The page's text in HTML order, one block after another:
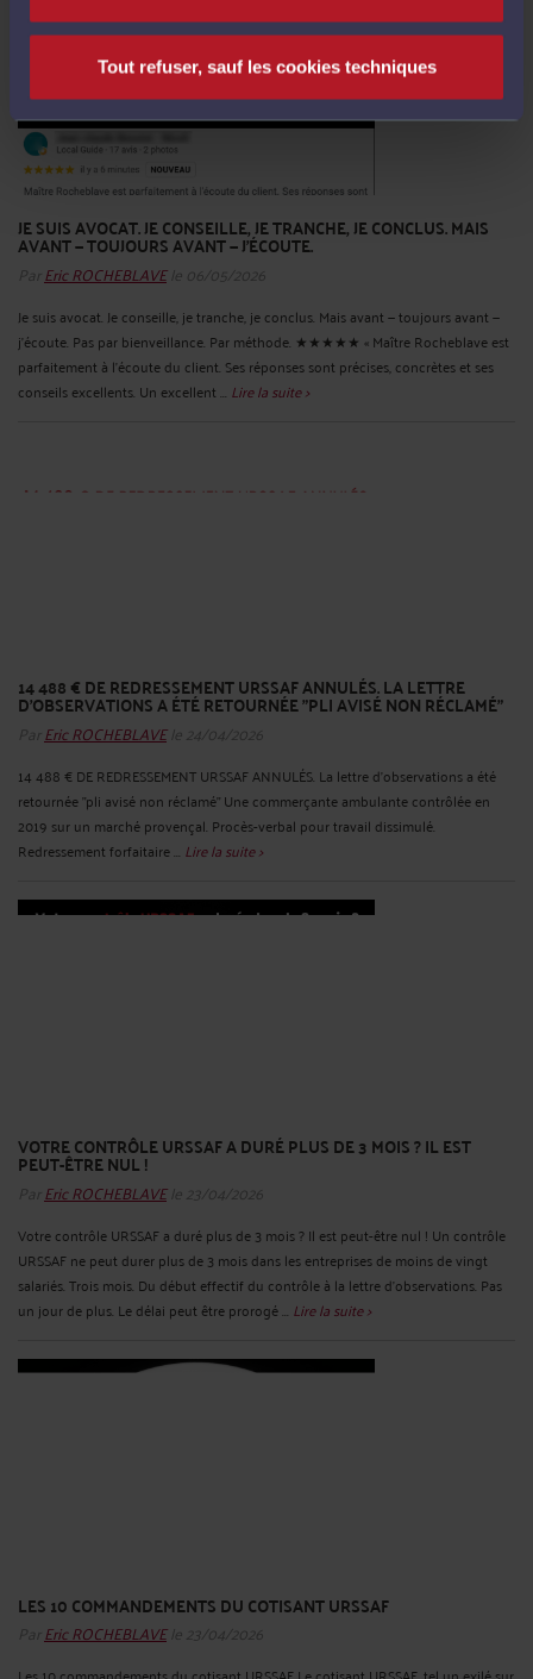
Tout refuser, sauf les cookies techniques
JE SUIS AVOCAT. JE CONSEILLE, JE TRANCHE, JE CONCLUS. MAIS
AVANT — TOUJOURS AVANT — J'ÉCOUTE.
Par Eric ROCHEBLAVEle 06/05/2026
Je suis avocat. Je conseille, je tranche, je conclus. Mais avant — toujours avant —
j'écoute. Pas par bienveillance. Par méthode. ★★★★★ « Maître Rocheblave est
parfaitement à l'écoute du client. Ses réponses sont précises, concrètes et ses
conseils excellents. Un excellent ... Lire la suite >
14 488 € DE REDRESSEMENT URSSAF ANNULÉS. LA LETTRE
D'OBSERVATIONS A ÉTÉ RETOURNÉE "PLI AVISÉ NON RÉCLAMÉ"
Par Eric ROCHEBLAVEle 24/04/2026
14 488 € DE REDRESSEMENT URSSAF ANNULÉS. La lettre d'observations a été
retournée "pli avisé non réclamé" Une commerçante ambulante contrôlée en
2019 sur un marché provençal. Procès-verbal pour travail dissimulé.
Redressement forfaitaire ... Lire la suite >
VOTRE CONTRÔLE URSSAF A DURÉ PLUS DE 3 MOIS ? IL EST
PEUT-ÊTRE NUL !
Par Eric ROCHEBLAVEle 23/04/2026
Votre contrôle URSSAF a duré plus de 3 mois ? Il est peut-être nul ! Un contrôle
URSSAF ne peut durer plus de 3 mois dans les entreprises de moins de vingt
salariés. Trois mois. Du début effectif du contrôle à la lettre d'observations. Pas
un jour de plus. Le délai peut être prorogé ... Lire la suite >
LES 10 COMMANDEMENTS DU COTISANT URSSAF
Par Eric ROCHEBLAVEle 23/04/2026